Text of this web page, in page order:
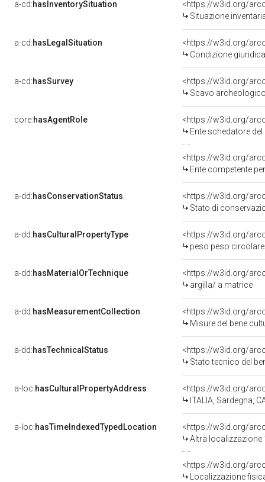
a-cd:hasInventorySituation
<https://w3id.org/
Situazione
a-cd:hasLegalSituation
<https://w3id.org/
Condizione
a-cd:hasSurvey
<https://w3id.org/
Scavo
core:hasAgentRole
<https://w3id.org/
Ente schedatore
<https://w3id.org/
Ente competente per tutela del
a-dd:hasConservationStatus
<https://w3id.org/
Stato di
a-dd:hasCulturalPropertyType
<https://w3id.org/
peso peso circolare
a-dd:hasMaterialOrTechnique
<https://w3id.org/
argilla/ a matrice
a-dd:hasMeasurementCollection
<https://w3id.org/
Misure del bene
a-dd:hasTechnicalStatus
<https://w3id.org/
Stato tecnico del
a-loc:hasCulturalPropertyAddress
<https://w3id.org/
ITALIA, Sardegna,
a-loc:hasTimeIndexedTypedLocation
<https://w3id.org/
Altra localizzazione
<https://w3id.org/
Localizzazione